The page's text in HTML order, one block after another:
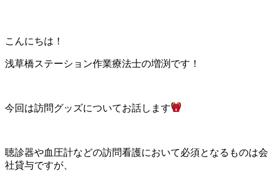
こんにちは！
浅草橋ステーション作業療法士の増渕です！
今回は訪問グッズについてお話します
聴診器や血圧計などの訪問看護において必須となるものは会
社貸与ですが、